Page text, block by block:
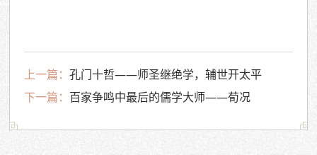
上一篇：孔门十哲——师圣继绝学，辅世开太平
下一篇： 百家争鸣中最后的儒学大师——荀况